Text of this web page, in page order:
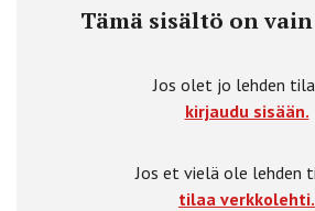
Tämä sisältö on
Jos olet jo lehden
kirjaudu sisään.
Jos et vielä ole lehden
tilaa verkkolehti.